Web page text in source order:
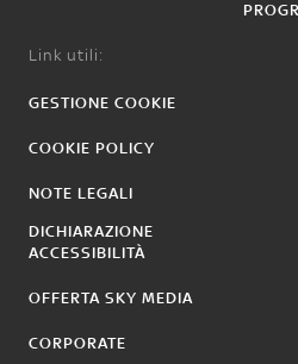
Link utili:
GESTIONE COOKIE
COOKIE POLICY
NOTE LEGALI
DICHIARAZIONE
ACCESSIBILITÀ
OFFERTA SKY MEDIA
CORPORATE